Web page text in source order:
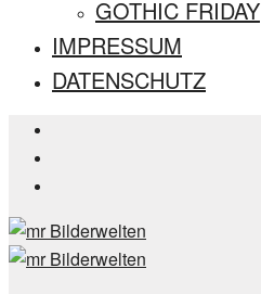
GOTHIC FRIDAY
IMPRESSUM
DATENSCHUTZ